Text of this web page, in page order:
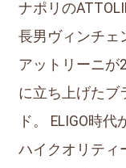
ナポリの
長男ヴィンチェ
アットリーニが
に立ち上げたブ
ド。 ELIGO時代
ハイクオリティ